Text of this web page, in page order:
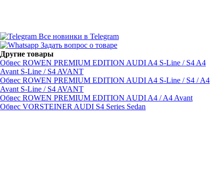
Все новинки в Telegram
Задать вопрос о товаре
Другие товары
Обвес ROWEN PREMIUM EDITION AUDI A4 S-Line / S4 A4
Avant S-Line / S4 AVANT
Обвес ROWEN PREMIUM EDITION AUDI A4 S-Line / S4 / A4
Avant S-Line / S4 AVANT
Обвес ROWEN PREMIUM EDITION AUDI A4 / A4 Avant
Обвес VORSTEINER AUDI S4 Series Sedan